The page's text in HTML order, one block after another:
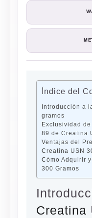
Índice del
Introducción a
gramos
Exclusividad
89 de Creatina
Ventajas del
Creatina USN
Cómo Adquirir
300 Gramos
Creatina